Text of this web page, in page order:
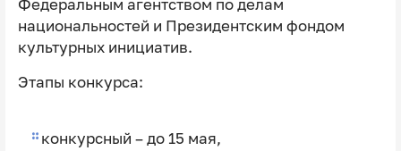
Федеральным агентством по делам
национальностей и Президентским фондом
культурных инициатив.
Этапы конкурса:
конкурсный – до 15 мая,